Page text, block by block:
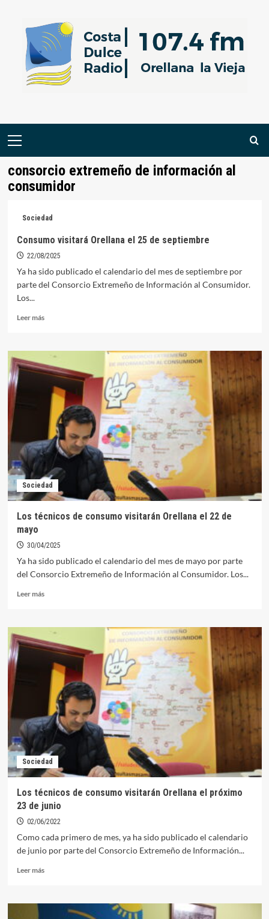
contenido
Menú
consorcio extremeño de información al
consumidor
Sociedad
Consumo visitará Orellana el 25 de septiembre
22/08/2025
Ya ha sido publicado el calendario del mes de septiembre por
parte del Consorcio Extremeño de Información al Consumidor.
Los...
Leer másLeer
Consumo
visitará
Orellana
25
de
septiembre
Sociedad
Los técnicos de consumo visitarán Orellana el 22 de
mayo
30/04/2025
Ya ha sido publicado el calendario del mes de mayo por parte
del Consorcio Extremeño de Información al Consumidor. Los...
Leer másLeer
Los
técnicos
de
consumo
visitarán
Orellana
22
de
mayo
Sociedad
Los técnicos de consumo visitarán Orellana el próximo
23 de junio
02/06/2022
Como cada primero de mes, ya ha sido publicado el calendario
de junio por parte del Consorcio Extremeño de Información...
Leer másLeer
Los
técnicos